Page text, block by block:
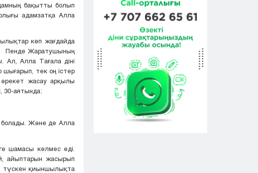
бақытты болып
адамзатқа Алла
көп жағдайда
Пенде Жаратушының
Ал, Алла Тағала діні
тек оң істер
жасау арқылы
30-аятында:
болады. Және де Алла
шамасы келмес еді.
айыптарын жасырып
түскен қиыншылықта